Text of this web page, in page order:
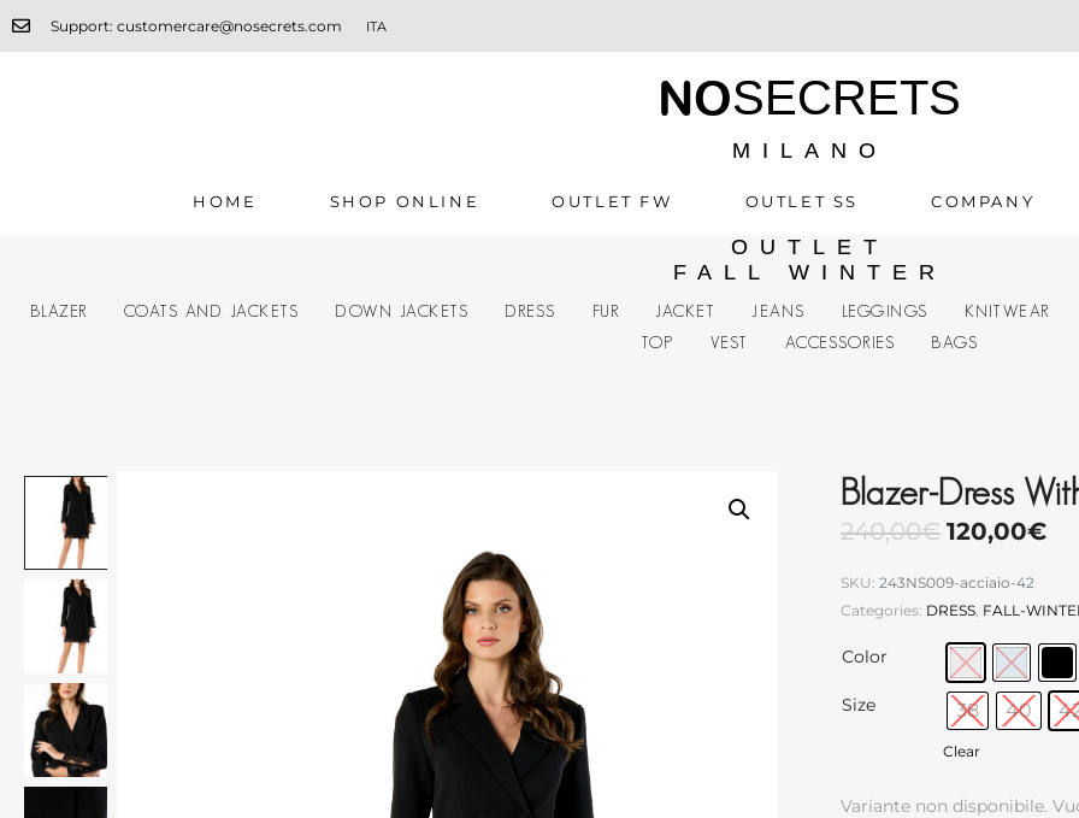
Support: customercare@nosecrets.com ITA
NOSECRETS
MILANO
HOME SHOP ONLINE OUTLET FW OUTLET SS COMPANY
OUTLET
FALL WINTER
BLAZER COATS AND JACKETS DOWN JACKETS DRESS FUR JACKET JEANS LEGGINGS KNITWEAR
TOP
VEST ACCESSORIES BAGS
Blazer-Dress
240,00€ 120,00€
SKU: 243NS009-acciaio-42
Categories: DRESS, FALL-
Color
Size 38 40
Clear
Variante non disponibile.